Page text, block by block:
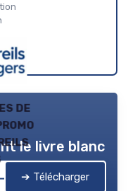
de
le livre blanc
➔ Télécharger